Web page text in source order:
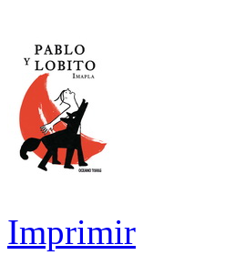
Imprimir